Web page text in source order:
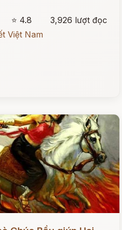
⭐ 4.8
3,926 lượt đọc
Việt Nam